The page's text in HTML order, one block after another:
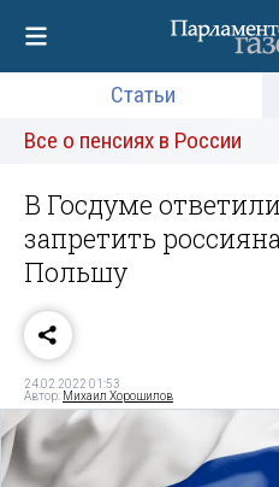
Статьи
Все о пенсиях в России
В Госдуме
запретить
Польшу
24.02.2022 01:53
Автор: Михаил Хорошилов